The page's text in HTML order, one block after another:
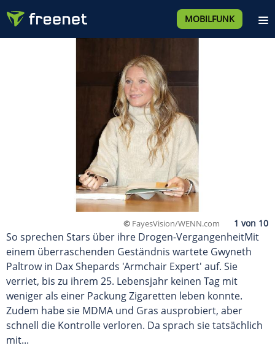
MOBILFUNK
© FayesVision/WENN.com
So sprechen Stars über ihre Drogen-VergangenheitMit
einem überraschenden Geständnis wartete Gwyneth
Paltrow in Dax Shepards 'Armchair Expert' auf. Sie
verriet, bis zu ihrem 25. Lebensjahr keinen Tag mit
weniger als einer Packung Zigaretten leben konnte.
Zudem habe sie MDMA und Gras ausprobiert, aber
schnell die Kontrolle verloren. Da sprach sie tatsächlich
mit...